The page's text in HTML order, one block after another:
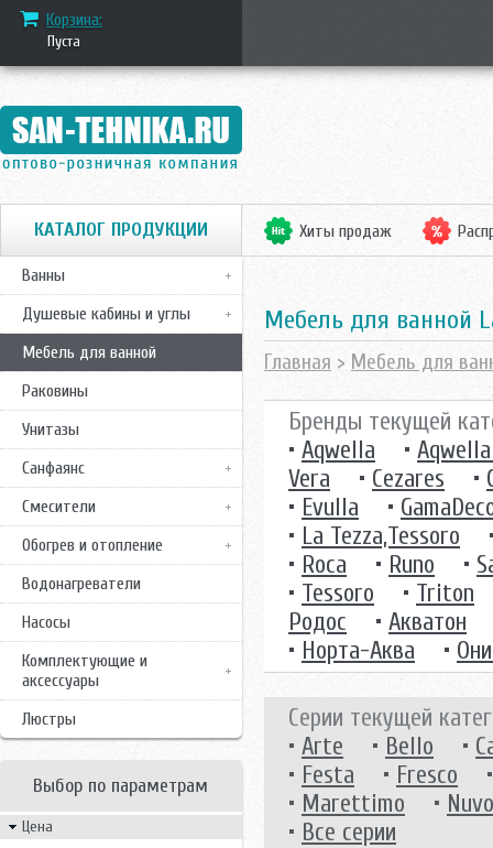
Корзина:
Пуста
КАТАЛОГ ПРОДУКЦИИ
Ванны
Душевые кабины и углы
Мебель для ванной
Раковины
Унитазы
Санфаянс
Смесители
Обогрев и отопление
Водонагреватели
Насосы
Комплектующие и
аксессуары
Люстры
Выбор по параметрам
Цена
Хиты продаж
Mебель для ванной
Главная > Мебель для
Бренды текущей
• Aqwella •
Vera
• Cezares •
• Evulla •
• La Tezza,Tessoro
• Roca • Runo •
• Tessoro • Triton
Родос
• Акватон
• Норта-Аква •
Серии текущей
• Arte • Bello •
• Festa • Fresco
• Marettimo •
• Все серии